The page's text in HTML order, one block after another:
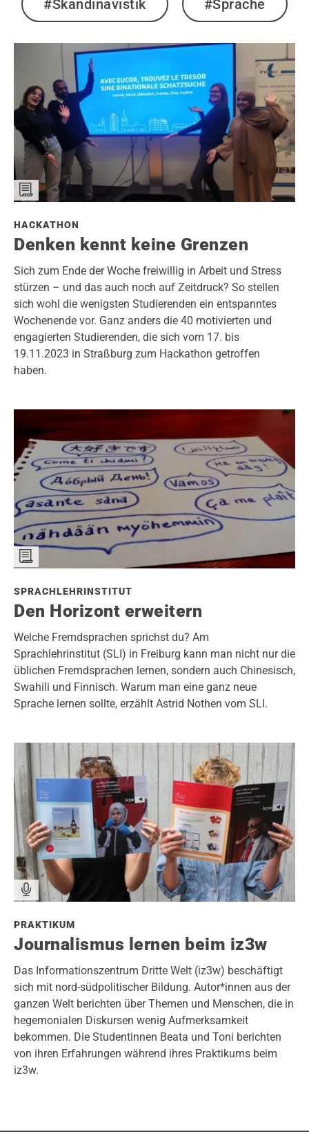
#Skandinavistik #Sprache
HACKATHON
Denken kennt keine Grenzen
Sich zum Ende der Woche freiwillig in Arbeit und Stress
stürzen – und das auch noch auf Zeitdruck? So stellen
sich wohl die wenigsten Studierenden ein entspanntes
Wochenende vor. Ganz anders die 40 motivierten und
engagierten Studierenden, die sich vom 17. bis
19.11.2023 in Straßburg zum Hackathon getroffen
haben.
SPRACHLEHRINSTITUT
Den Horizont erweitern
Welche Fremdsprachen sprichst du? Am
Sprachlehrinstitut (SLI) in Freiburg kann man nicht nur die
üblichen Fremdsprachen lernen, sondern auch Chinesisch,
Swahili und Finnisch. Warum man eine ganz neue
Sprache lernen sollte, erzählt Astrid Nothen vom SLI.
PRAKTIKUM
Journalismus lernen beim iz3w
Das Informationszentrum Dritte Welt (iz3w) beschäftigt
sich mit nord-südpolitischer Bildung. Autor*innen aus der
ganzen Welt berichten über Themen und Menschen, die in
hegemonialen Diskursen wenig Aufmerksamkeit
bekommen. Die Studentinnen Beata und Toni berichten
von ihren Erfahrungen während ihres Praktikums beim
iz3w.